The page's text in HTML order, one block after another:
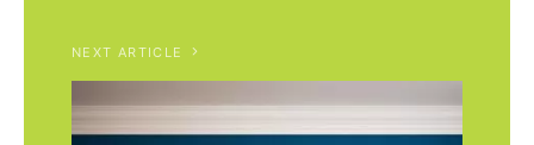
NEXT ARTICLE